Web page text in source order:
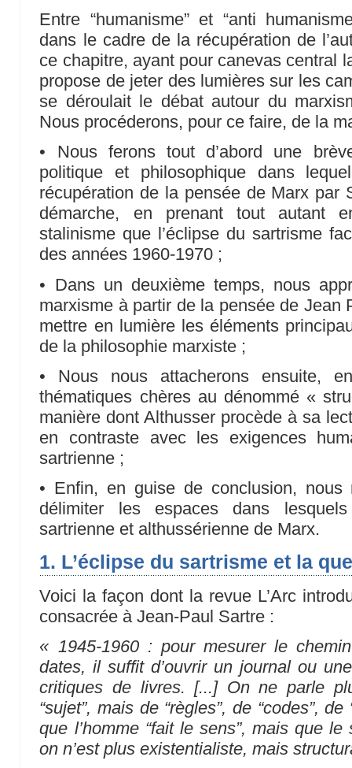
Entre “humanisme” et “anti
dans le cadre de la récupération de
ce chapitre, ayant pour canevas central
propose de jeter des lumières sur les
se déroulait le débat autour du
Nous procéderons, pour ce faire, de la
• Nous ferons tout d’abord une
politique et philosophique dans
récupération de la pensée de Marx par
démarche, en prenant tout autant
stalinisme que l’éclipse du sartrisme
des années 1960-1970 ;
• Dans un deuxième temps, nous
marxisme à partir de la pensée de Jean
mettre en lumière les éléments
de la philosophie marxiste ;
• Nous nous attacherons ensuite,
thématiques chères au dénommé «
manière dont Althusser procède à sa
en contraste avec les exigences
sartrienne ;
• Enfin, en guise de conclusion, nous
délimiter les espaces dans
sartrienne et althussérienne de Marx.
1. L’éclipse du sartrisme et la
Voici la façon dont la revue L’Arc
consacrée à Jean-Paul Sartre :
« 1945-1960 : pour mesurer le
dates, il suffit d’ouvrir un journal ou
critiques de livres. [...] On ne parle
“sujet”, mais de “règles”, de “codes”,
que l’homme “fait le sens”, mais que le
on n’est plus existentialiste, mais